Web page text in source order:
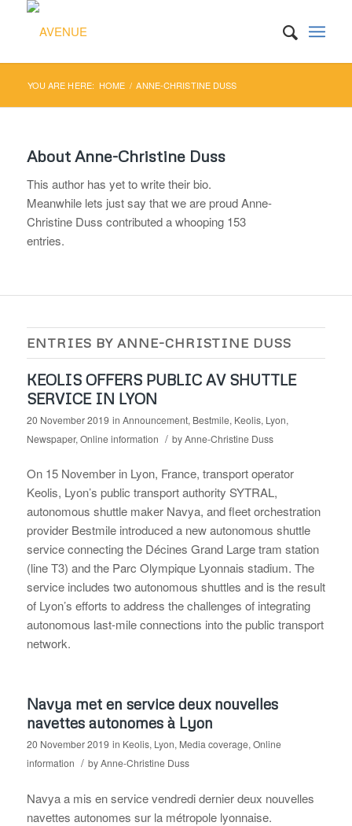
YOU ARE HERE: HOME / ANNE-CHRISTINE DUSS
About Anne-Christine Duss
This author has yet to write their bio.
Meanwhile lets just say that we are proudAnne-
Christine Duss contributed a whooping 153
entries.
ENTRIES BY ANNE-CHRISTINE DUSS
KEOLIS OFFERS PUBLIC AV SHUTTLE
SERVICE IN LYON
20 November 2019 in Announcement, Bestmile, Keolis, Lyon,
Newspaper, Online information / byAnne-Christine Duss
On 15 November in Lyon, France, transport operator
Keolis, Lyon’s public transport authority SYTRAL,
autonomous shuttle maker Navya, and fleet orchestration
provider Bestmile introduced a new autonomous shuttle
service connecting the Décines Grand Large tram station
(line T3) and the Parc Olympique Lyonnais stadium. The
service includes two autonomous shuttles and is the result
of Lyon’s efforts to address the challenges of integrating
autonomous last-mile connections into the public transport
network.
Navya met en service deux nouvelles
navettes autonomes à Lyon
20 November 2019 in Keolis, Lyon, Media coverage, Online
information / byAnne-Christine Duss
Navya a mis en service vendredi dernier deux nouvelles
navettes autonomes sur la métropole lyonnaise.